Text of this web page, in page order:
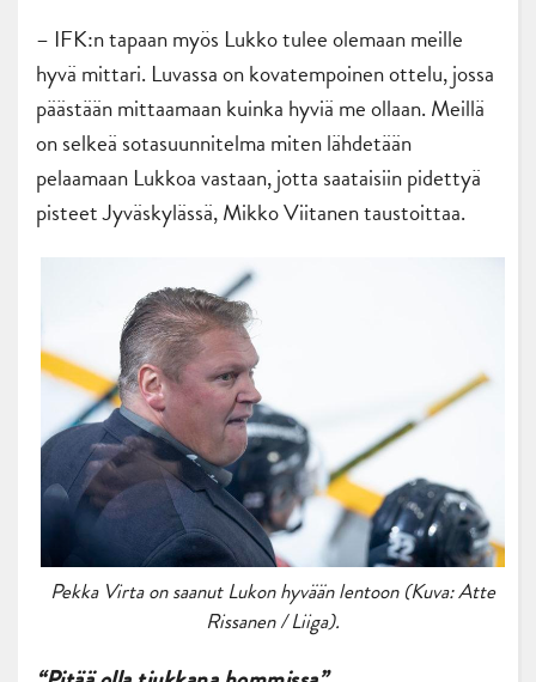
– IFK:n tapaan myös Lukko tulee olemaan meille
hyvä mittari. Luvassa on kovatempoinen ottelu, jossa
päästään mittaamaan kuinka hyviä me ollaan. Meillä
on selkeä sotasuunnitelma miten lähdetään
pelaamaan Lukkoa vastaan, jotta saataisiin pidettyä
pisteet Jyväskylässä, Mikko Viitanen taustoittaa.
Pekka Virta on saanut Lukon hyvään lentoon (Kuva: Atte
Rissanen / Liiga).